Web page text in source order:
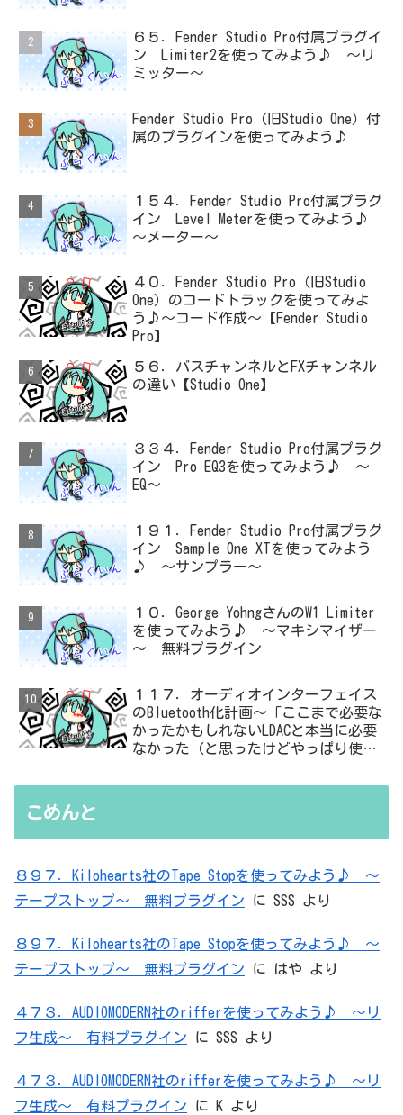
６５．Fender Studio Pro付属プラグイ
ン Limiter2を使ってみよう♪ ～リ
ミッター～
Fender Studio Pro（旧Studio One）付
属のプラグインを使ってみよう♪
１５４．Fender Studio Pro付属プラグ
イン Level Meterを使ってみよう♪
～メーター～
４０．Fender Studio Pro（旧Studio
One）のコードトラックを使ってみよ
う♪～コード作成～【Fender Studio
Pro】
５６．バスチャンネルとFXチャンネル
の違い【Studio One】
３３４．Fender Studio Pro付属プラグ
イン Pro EQ3を使ってみよう♪ ～
EQ～
１９１．Fender Studio Pro付属プラグ
イン Sample One XTを使ってみよう
♪ ～サンプラー～
１０．George YohngさんのW1 Limiter
を使ってみよう♪ ～マキシマイザー
～ 無料プラグイン
１１７．オーディオインターフェイス
のBluetooth化計画～「ここまで必要な
かったかもしれないLDACと本当に必要
なかった（と思ったけどやっぱり使っ
無駄を重ねた結論はシンプルだった
こめんと
８９７．Kilohearts社のTape Stopを使ってみよう♪ ～
テープストップ～ 無料プラグイン に SSS より
８９７．Kilohearts社のTape Stopを使ってみよう♪ ～
テープストップ～ 無料プラグイン に はや より
４７３．AUDIOMODERN社のrifferを使ってみよう♪ ～リ
フ生成～ 有料プラグイン に SSS より
４７３．AUDIOMODERN社のrifferを使ってみよう♪ ～リ
フ生成～ 有料プラグイン に K より